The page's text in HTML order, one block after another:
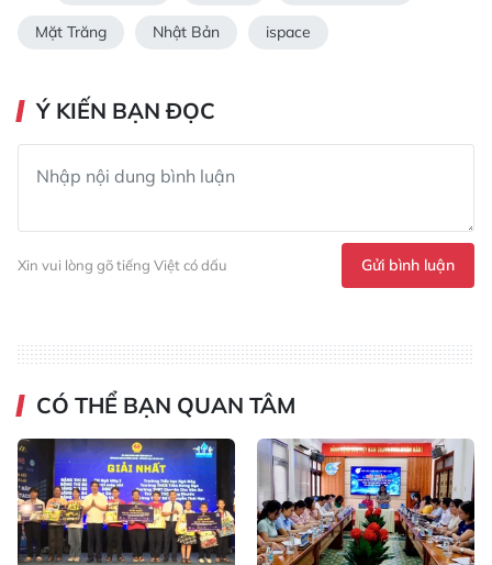
Mặt Trăng Nhật Bản ispace
Ý KIẾN BẠN ĐỌC
Xin vui lòng gõ tiếng Việt có dấu Gửi bình luận
CÓ THỂ BẠN QUAN TÂM